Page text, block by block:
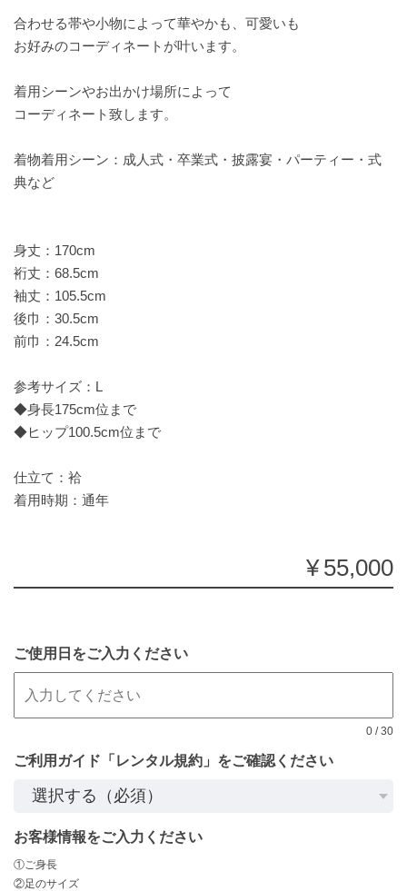
合わせる帯や小物によって華やかも、可愛いも
お好みのコーディネートが叶います。
着用シーンやお出かけ場所によって
コーディネート致します。
着物着用シーン：成人式・卒業式・披露宴・パーティー・式
典など
身丈：170cm
裄丈：68.5cm
袖丈：105.5cm
後巾：30.5cm
前巾：24.5cm
参考サイズ：L
◆身長175cm位まで
◆ヒップ100.5cm位まで
仕立て：袷
着用時期：通年
¥55,000
ご使用日をご入力ください
0 /30
ご利用ガイド「レンタル規約」をご確認ください
お客様情報をご入力ください
①ご身長
②足のサイズ